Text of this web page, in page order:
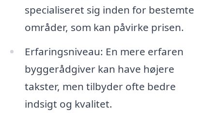
specialiseret sig inden for bestemte
områder, som kan påvirke prisen.
Erfaringsniveau: En mere erfaren
byggerådgiver kan have højere
takster, men tilbyder ofte bedre
indsigt og kvalitet.